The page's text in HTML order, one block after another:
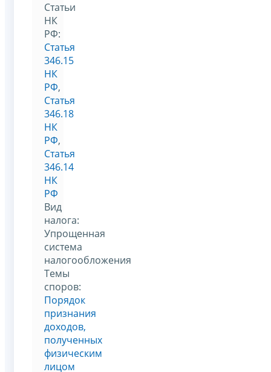
Статьи
НК
РФ:
Статья
346.15
НК
РФ,
Статья
346.18
НК
РФ,
Статья
346.14
НК
РФ
Вид
налога:
Упрощенная
система
налогообложения
Темы
споров:
Порядок
признания
доходов,
полученных
физическим
лицом